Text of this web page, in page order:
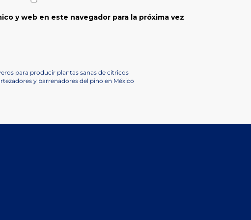
y web en este navegador para la próxima vez
para producir plantas sanas de cítricos
y barrenadores del pino en México